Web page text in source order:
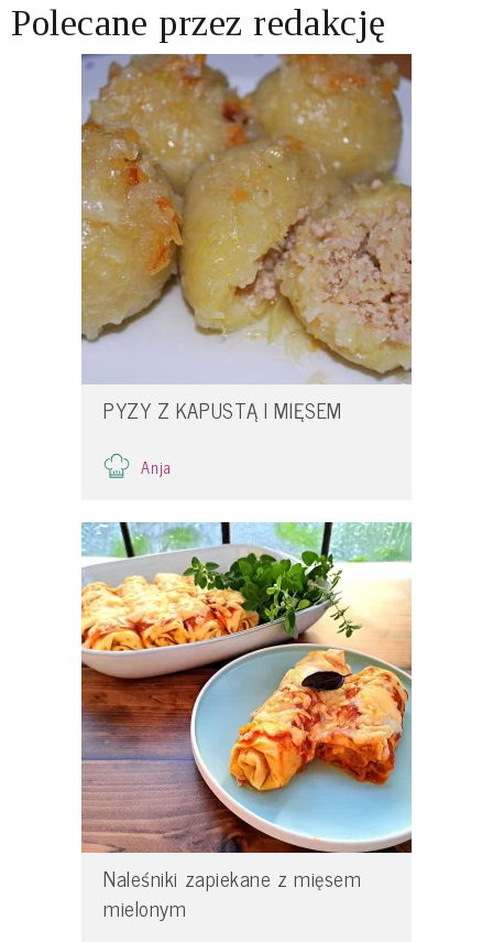
Polecane przez redakcję
PYZY Z KAPUSTĄ I MIĘSEM
Anja
Naleśniki zapiekane z mięsem
mielonym